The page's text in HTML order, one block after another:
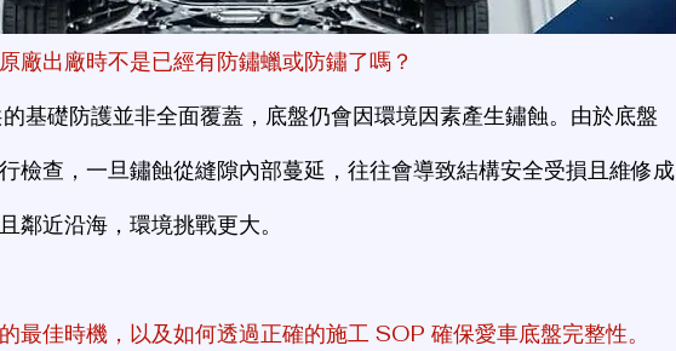
廠出廠時不是已經有防鏽蠟或防鏽了嗎？
檢查，一旦鏽蝕從縫隙內部蔓延，往往會導致結構安全受損且維修成
鄰近沿海，環境挑戰更大。
最佳時機，以及如何透過正確的施工 SOP 確保愛車底盤完整性。